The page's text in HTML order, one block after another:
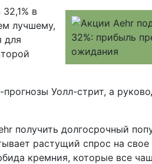
в
​​лучшему,
для
Уолл-стрит, а
получить долгосрочный
растущий спрос на свое
кремния, которые все